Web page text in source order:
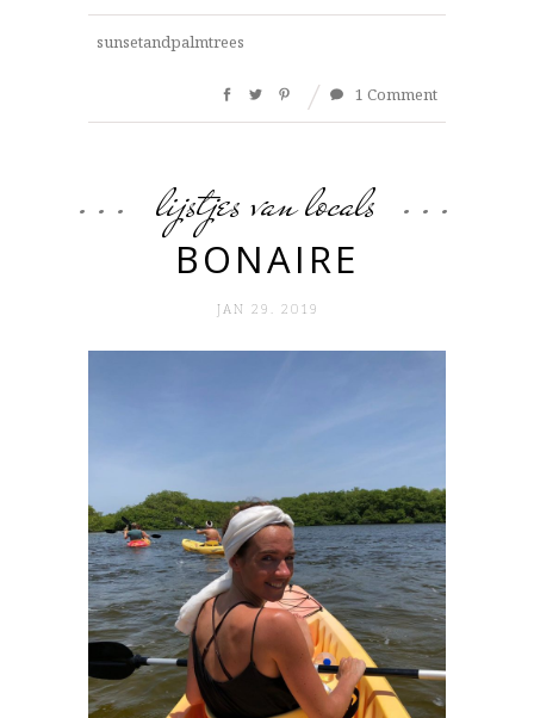
sunsetandpalmtrees
1 Comment
lijstjes van locals
BONAIRE
JAN 29. 2019